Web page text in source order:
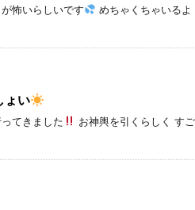
怖いらしいです めちゃくちゃいる
ょい
てきました お神輿を引くらしく す